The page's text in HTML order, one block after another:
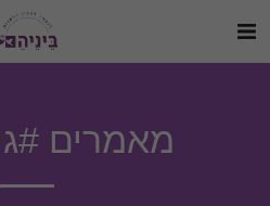
מאמרים